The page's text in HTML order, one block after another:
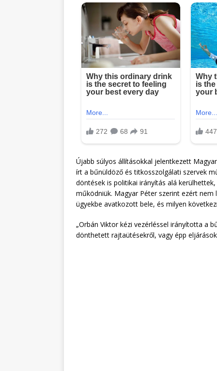
Újabb súlyos állításokkal jelentkezett
írt a bűnüldöző és titkosszolgálati szervek
döntések is politikai irányítás alá
működniük. Magyar Péter szerint ezért
ügyekbe avatkozott bele, és milyen
„Orbán Viktor kézi vezérléssel irányította a
dönthetett rajtaütésekről, vagy épp